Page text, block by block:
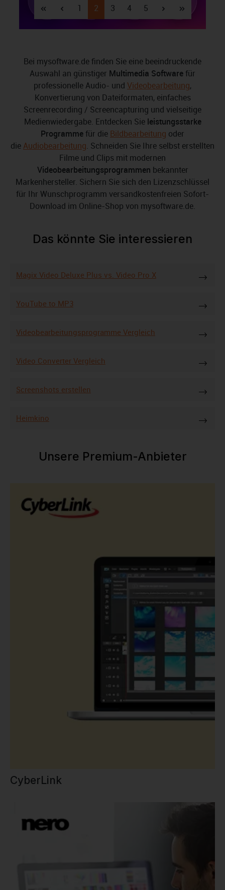
Bei mysoftware.de finden Sie eine beeindruckende
Auswahl an günstiger Multimedia Softwarefür
professionelle Audio- und Videobearbeitung,
Konvertierung von Dateiformaten, einfaches
Screenrecording / Screencapturing und vielseitige
Medienwiedergabe. Entdecken Sie leistungsstarke
Programmefür die Bildbearbeitung oder
die Audiobearbeitung. Schneiden Sie Ihre selbst erstellten
Filme und Clips mit modernen
Videobearbeitungsprogrammen bekannter
Markenhersteller. Sichern Sie sich den Lizenzschlüssel
für Ihr Wunschprogramm versandkostenfreien Sofort-
Download im Online-Shop von mysoftware.de.
Seite
1 Seite
2 Seite
3 Seite
4 Seite
5
Das könnte Sie interessieren
Magix Video Deluxe Plus vs. Video Pro X
YouTube to MP3
Videobearbeitungsprogramme Vergleich
Video Converter Vergleich
Screenshots erstellen
Heimkino
Unsere Premium-Anbieter
CyberLink